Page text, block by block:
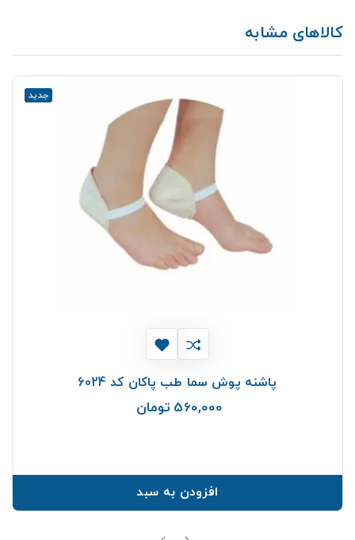
کالاهای مشابه
جدید
پاشنه پوش سما طب پاکان کد 6024
560,000 تومان
افزودن به سبد